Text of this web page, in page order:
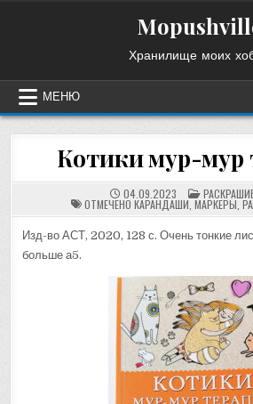
Хранилище моих
МЕНЮ
Котики мур-мур
04.09.2023
В
ОТМЕЧЕНО КАРАНДАШИ МАРКЕРЫ
Изд-во АСТ, 2020, 128 с. Очень тонкие
больше а5.